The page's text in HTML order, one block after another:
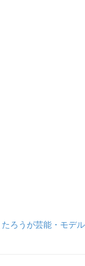
ろうが芸能・モデル